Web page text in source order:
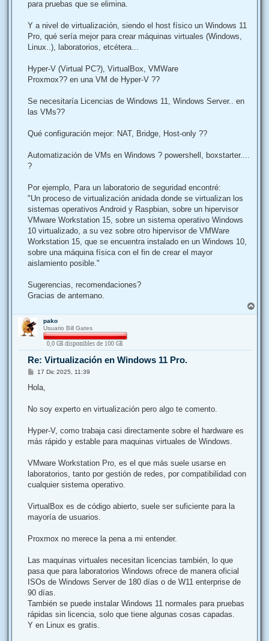
a
d
j
para pruebas que se elimina.
Y a nivel de virtualización, siendo el host físico un Windows 11
Pro, qué sería mejor para crear máquinas virtuales (Windows,
Linux..), laboratorios, etcétera...
Hyper-V (Virtual PC?), VirtualBox, VMWare
Proxmox?? en una VM de Hyper-V ??
Se necesitaría Licencias de Windows 11, Windows Server.. en
las VMs??
Qué configuración mejor: NAT, Bridge, Host-only ??
Automatización de VMs en Windows ? powershell, boxstarter....
?
Por ejemplo, Para un laboratorio de seguridad encontré:
"Un proceso de virtualización anidada donde se virtualizan los
sistemas operativos Android y Raspbian, sobre un hipervisor
VMware Workstation 15, sobre un sistema operativo Windows
10 virtualizado, a su vez sobre otro hipervisor de VMWare
Workstation 15, que se encuentra instalado en un Windows 10,
sobre una máquina física con el fin de crear el mayor
aislamiento posible."
Sugerencias, recomendaciones?
Gracias de antemano.
r
pako
Usuario Bill Gates
Re: Virtualización en Windows 11 Pro.
M
n
j
17 Dic 2025, 11:39
Hola,
No soy experto en virtualización pero algo te comento.
Hyper-V, como trabaja casi directamente sobre el hardware es
más rápido y estable para maquinas virtuales de Windows.
VMware Workstation Pro, es el que más suele usarse en
laboratorios, tanto por gestión de redes, por compatibilidad con
cualquier sistema operativo.
VirtualBox es de código abierto, suele ser suficiente para la
mayoría de usuarios.
Proxmox no merece la pena a mi entender.
Las maquinas virtuales necesitan licencias también, lo que
pasa que para laboratorios Windows ofrece de manera oficial
ISOs de Windows Server de 180 días o de W11 enterprise de
90 días.
También se puede instalar Windows 11 normales para pruebas
rápidas sin licencia, solo que tiene algunas cosas capadas.
Y en Linux es gratis.